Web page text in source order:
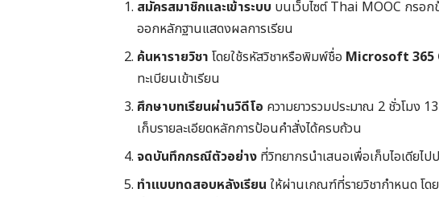
สมัครสมาชิกและเข้าระบบ บนเว็บไซต์ Thai MOOC กรอ
ออกหลักฐานแสดงผลการเรียน
ค้นหารายวิชา โดยใช้รหัสวิชาหรือพิมพ์ชื่อ Microsoft 365
ทะเบียนเข้าเรียน
ศึกษาบทเรียนผ่านวิดีโอ ความยาวรวมประมาณ 2 ชั่วโมง
เก็บรายละเอียดหลักการป้อนคำสั่งได้ครบถ้วน
จดบันทึกกรณีตัวอย่าง ที่วิทยากรนำเสนอเพื่อเก็บไอเดียไ
ทำแบบทดสอบหลังเรียน ให้ผ่านเกณฑ์ที่รายวิชากำหนด โด